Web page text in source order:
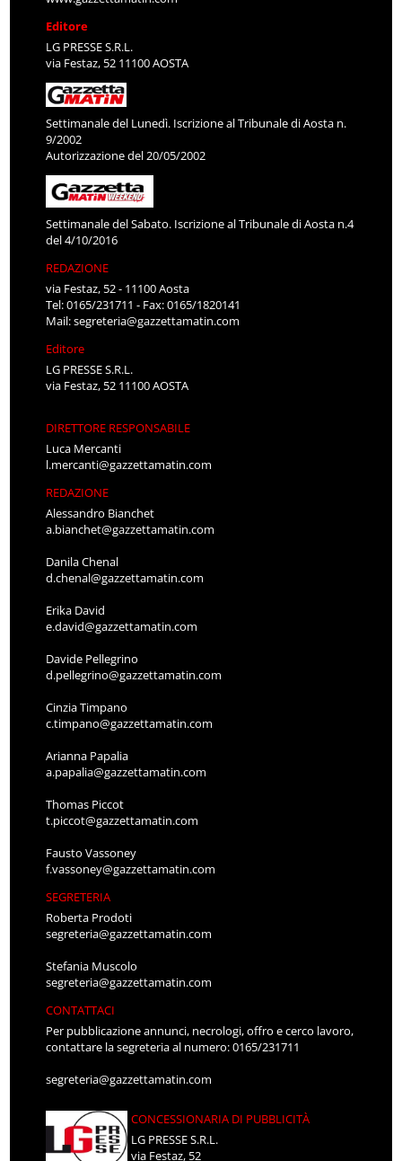
Editore
LG PRESSE S.R.L.
via Festaz, 52 11100 AOSTA
Settimanale del Lunedì. Iscrizione al Tribunale di Aosta n.
9/2002
Autorizzazione del 20/05/2002
Settimanale del Sabato. Iscrizione al Tribunale di Aosta n.4
del 4/10/2016
REDAZIONE
via Festaz, 52 - 11100 Aosta
Tel: 0165/231711 - Fax: 0165/1820141
Mail:segreteria@gazzettamatin.com
Editore
LG PRESSE S.R.L.
via Festaz, 52 11100 AOSTA
DIRETTORE RESPONSABILE
Luca Mercanti
l.mercanti@gazzettamatin.com
REDAZIONE
Alessandro Bianchet
a.bianchet@gazzettamatin.com
Danila Chenal
d.chenal@gazzettamatin.com
Erika David
e.david@gazzettamatin.com
Davide Pellegrino
d.pellegrino@gazzettamatin.com
Cinzia Timpano
c.timpano@gazzettamatin.com
Arianna Papalia
a.papalia@gazzettamatin.com
Thomas Piccot
t.piccot@gazzettamatin.com
Fausto Vassoney
f.vassoney@gazzettamatin.com
SEGRETERIA
Roberta Prodoti
segreteria@gazzettamatin.com
Stefania Muscolo
segreteria@gazzettamatin.com
CONTATTACI
Per pubblicazione annunci, necrologi, offro e cerco lavoro,
contattare la segreteria al numero: 0165/231711
segreteria@gazzettamatin.com
CONCESSIONARIA DI PUBBLICITÀ
LG PRESSE S.R.L.
via Festaz, 52